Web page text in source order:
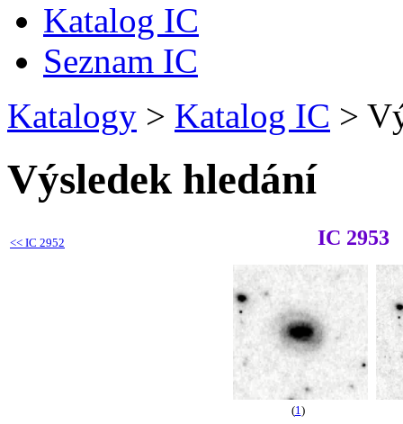
Katalog IC
Seznam IC
Katalogy > Katalog IC >
Výsledek hledání
<< IC 2952 IC 2953
(1 )